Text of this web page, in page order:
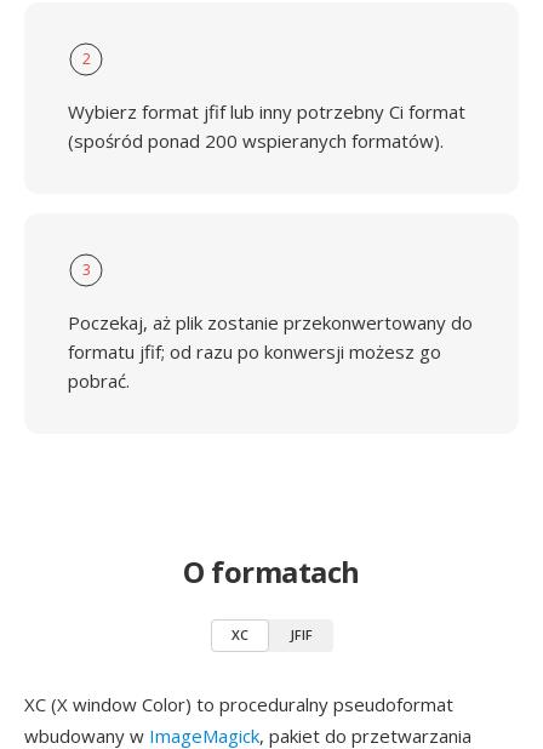
2
Wybierz format jfif lub inny potrzebny Ci format
(spośród ponad 200 wspieranych formatów).
3
Poczekaj, aż plik zostanie przekonwertowany do
formatu jfif; od razu po konwersji możesz go
pobrać.
O formatach
XC JFIF
XC (X window Color) to proceduralny pseudoformat
wbudowany w ImageMagick, pakiet do przetwarzania